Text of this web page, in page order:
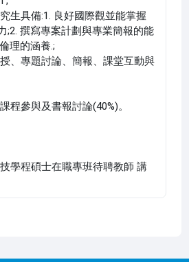
生具備:1. 良好國際觀並能掌握
;2. 撰寫專案計劃與專業簡報的能
理的涵養.;
、專題討論、簡報、課堂互動與
程參與及書報討論(40%)。
學程碩士在職專班待聘教師 講